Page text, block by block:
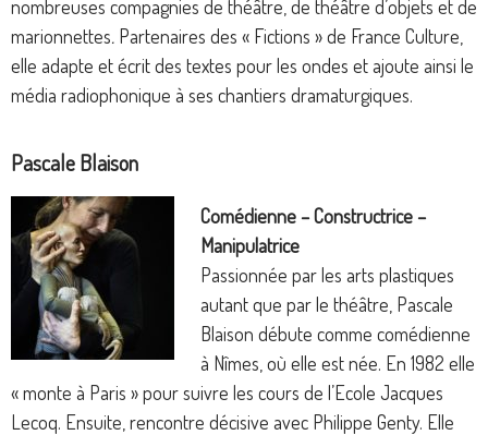
nombreuses compagnies de théâtre, de théâtre d’objets et de
marionnettes. Partenaires des « Fictions » de France Culture,
elle adapte et écrit des textes pour les ondes et ajoute ainsi le
média radiophonique à ses chantiers dramaturgiques.
Pascale Blaison
Comédienne – Constructrice –
Manipulatrice
Passionnée par les arts plastiques
autant que par le théâtre, Pascale
Blaison débute comme comédienne
à Nîmes, où elle est née. En 1982 elle
« monte à Paris » pour suivre les cours de l’Ecole Jacques
Lecoq. Ensuite, rencontre décisive avec Philippe Genty. Elle